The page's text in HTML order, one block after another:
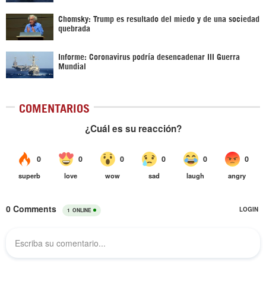
Chomsky: Trump es resultado del miedo y de una sociedad
quebrada
Informe: Coronavirus podría desencadenar III Guerra
Mundial
COMENTARIOS